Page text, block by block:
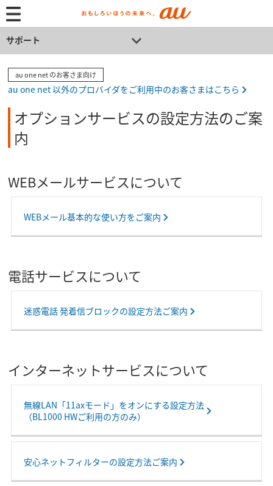
サポート
au one net のお客さま向け
au one net 以外のプロバイダをご利用中のお客さまはこちら
オプションサービスの設定方法のご案
内
WEBメールサービスについて
WEBメール基本的な使い方をご案内
電話サービスについて
迷惑電話 発着信ブロックの設定方法ご案内
インターネットサービスについて
無線LAN「11axモード」をオンにする設定方法
（BL1000 HWご利用の方のみ）
安心ネットフィルターの設定方法ご案内